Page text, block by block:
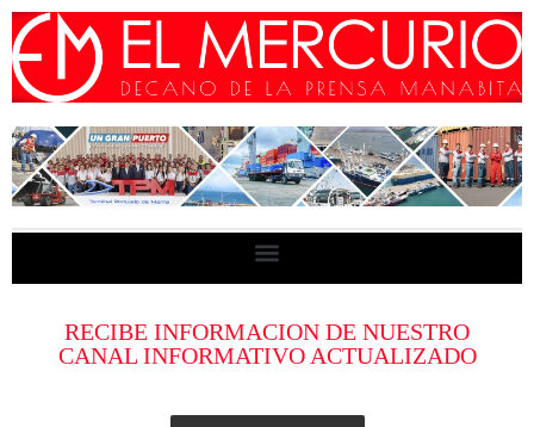
RECIBE INFORMACION DE NUESTRO
CANAL INFORMATIVO ACTUALIZADO